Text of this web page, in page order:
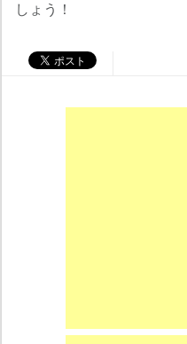
しょう！